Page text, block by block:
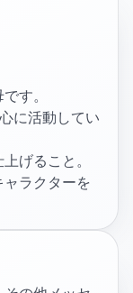
す。
に活動してい
げること。
ラクターを